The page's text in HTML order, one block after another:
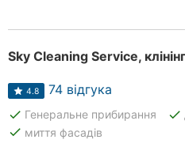
Приватні
клініки
Автошколи
Ресторани
Sky Cleaning Service,
4.8 74 відгука
done Генеральне прибирання done
done миття фасадів